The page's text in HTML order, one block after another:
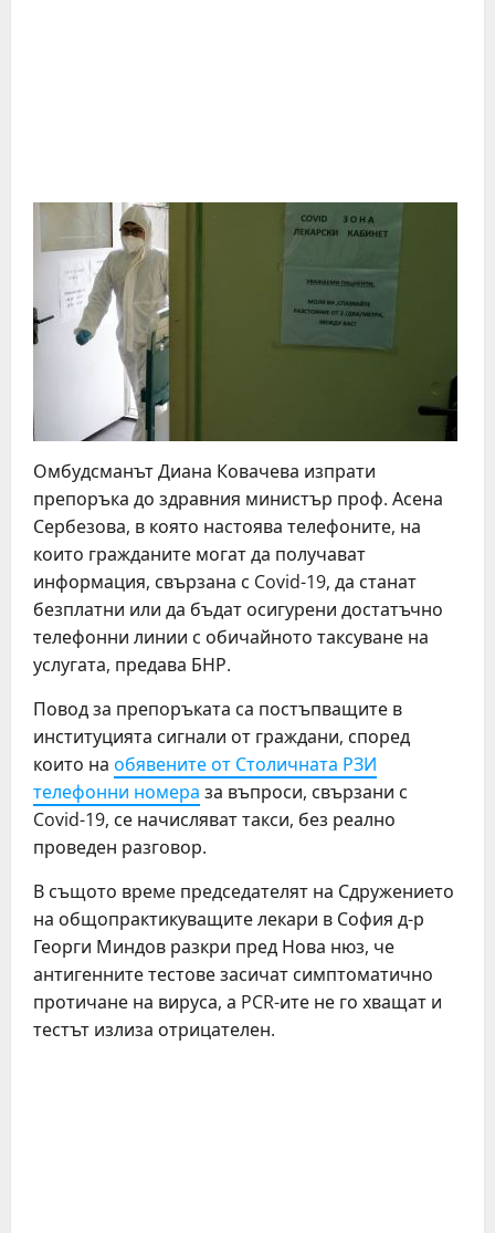
Омбудсманът Диана Ковачева изпрати
препоръка до здравния министър проф. Асена
Сербезова, в която настоява телефоните, на
които гражданите могат да получават
информация, свързана с Covid-19, да станат
безплатни или да бъдат осигурени достатъчно
телефонни линии с обичайното таксуване на
услугата, предава БНР.
Повод за препоръката са постъпващите в
институцията сигнали от граждани, според
които на обявените от Столичната РЗИ
телефонни номера за въпроси, свързани с
Covid-19, се начисляват такси, без реално
проведен разговор.
В същото време председателят на Сдружението
на общопрактикуващите лекари в София д-р
Георги Миндов разкри пред Нова нюз, че
антигенните тестове засичат симптоматично
протичане на вируса, а PCR-ите не го хващат и
тестът излиза отрицателен.